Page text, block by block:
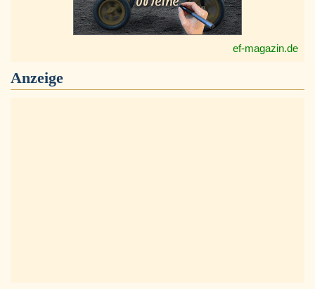
ef-magazin.de
Anzeige